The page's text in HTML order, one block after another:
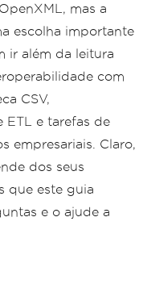
mas a
escolha importante
ir além da leitura
com
CSV,
ETL e tarefas de
empresariais. Claro,
dos seus
que este guia
e o ajude a